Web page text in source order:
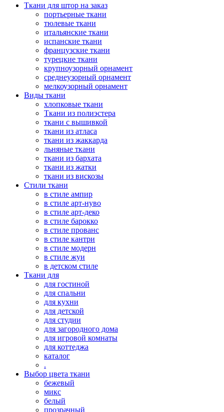
Ткани для штор на заказ
портьерные ткани
тюлевые ткани
итальянские ткани
испанские ткани
французские ткани
турецкие ткани
крупноузорный орнамент
среднеузорный орнамент
мелкоузорный орнамент
Виды ткани
хлопковые ткани
Ткани из полиэстера
ткани с вышивкой
ткани из атласа
ткани из жаккарда
льняные ткани
ткани из бархата
ткани из жатки
ткани из вискозы
Стили ткани
в стиле ампир
в стиле арт-нуво
в стиле арт-деко
в стиле барокко
в стиле прованс
в стиле кантри
в стиле модерн
в стиле жуи
в детском стиле
Ткани для
для гостиной
для спальни
для кухни
для детской
для студии
для загородного дома
для игровой комнаты
для коттеджа
каталог
.
Выбор цвета ткани
бежевый
микс
белый
прозрачный